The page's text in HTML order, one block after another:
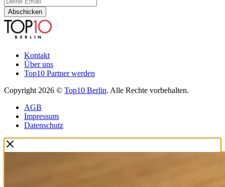
Abschicken
Kontakt
Über uns
Top10 Partner werden
Copyright 2026 © Top10 Berlin. Alle Rechte vorbehalten.
AGB
Impressum
Datenschutz